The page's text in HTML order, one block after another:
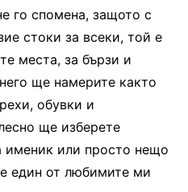
го спомена, защото с
стоки за всеки, той е
места, за бързи и
ще намерите както
, обувки и
ще изберете
именик или просто нещо
един от любимите ми